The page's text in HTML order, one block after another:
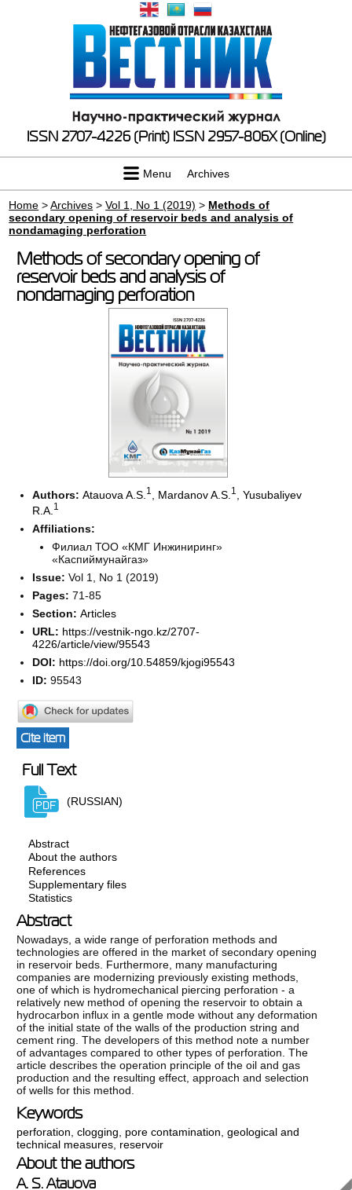
ISSN 2707-4226 (Print) ISSN 2957-806X (Online)
Menu Archives
Home >Archives >Vol 1, No 1 (2019) > Methods of
secondary opening of reservoir beds and analysis of
nondamaging perforation
Methods of secondary opening of
reservoir beds and analysis of
nondamaging perforation
Authors:Atauova A.S. 1 Mardanov A.S. 1 ,Yusubaliyev
R.A. 1
Affiliations:
Филиал ТОО «КМГ Инжиниринг»
«Каспиймунайгаз»
Issue:Vol 1, No 1 (2019)
Pages:71-85
Section:Articles
URL: https://vestnik-ngo.kz/2707-
4226/article/view/95543
DOI: https://doi.org/10.54859/kjogi95543
ID: 95543
Cite item
Full Text
(RUSSIAN)
Abstract
About the authors
References
Supplementary files
Statistics
Abstract
Nowadays, a wide range of perforation methods and
technologies are offered in the market of secondary opening
in reservoir beds. Furthermore, many manufacturing
companies are modernizing previously existing methods,
one of which is hydromechanical piercing perforation - a
relatively new method of opening the reservoir to obtain a
hydrocarbon influx in a gentle mode without any deformation
of the initial state of the walls of the production string and
cement ring. The developers of this method note a number
of advantages compared to other types of perforation. The
article describes the operation principle of the oil and gas
production and the resulting effect, approach and selection
of wells for this method.
Keywords
perforation,clogging, pore contamination,geological and
technical measures, reservoir
About the authors
A. S. Atauova